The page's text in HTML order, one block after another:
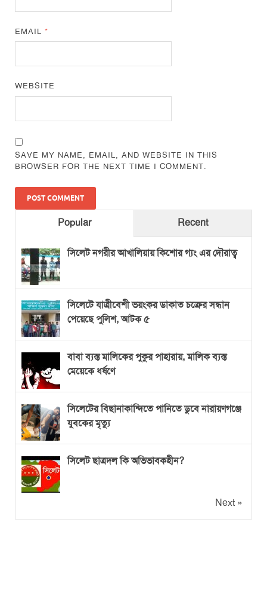
EMAIL*
WEBSITE
SAVE MY NAME, EMAIL, AND WEBSITE IN THIS
BROWSER FOR THE NEXT TIME I COMMENT.
Popular Recent
সিলেট নগরীর আখালিয়ায় কিশোর গ্যং এর দৌরাত্ব
সিলেটে যাত্রীবেশী ভয়ংকর ডাকাত চক্রের সন্ধান
পেয়েছে পুলিশ, আটক ৫
বাবা ব্যস্ত মালিকের পুকুর পাহারায়, মালিক ব্যস্ত
মেয়েকে ধর্ষণে
সিলেটের বিছানাকান্দিতে পানিতে ডুবে নারায়ণগঞ্জে
যুবকের মৃত্যু
সিলেট ছাত্রদল কি অভিভাবকহীন?
Next »